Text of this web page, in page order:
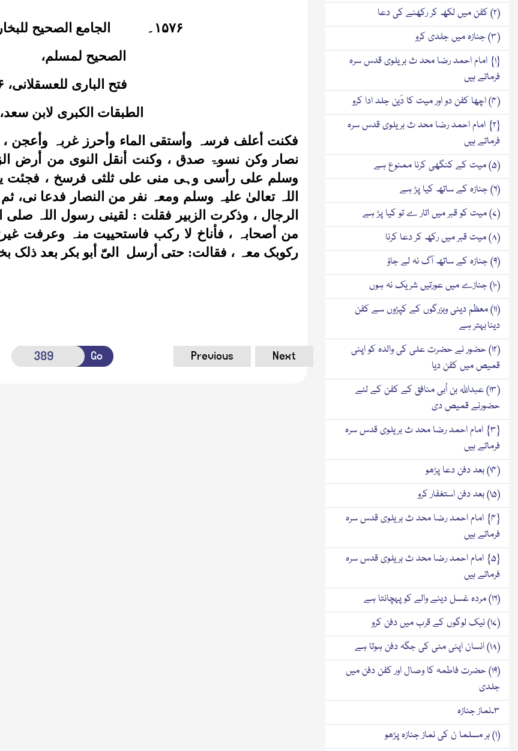
۱۵۷۶ ۔ الجامع الصحیح
الصحیح لمسلم،
فتح الباری للعسقلانی،
الطبقات الکبری لابن سعد،
فکنت أعلف فرسہ وأستقی الماء وأحرز غربہ وأعجن
نصار وکن نسوۃ صدق ، وکنت أنقل النوی من أرض
وسلم علی رأسی وہی منی علی ثلثی فرسخ ، فجئت
اللہ تعالیٰ علیہ وسلم ومعہ نفر من النصار فدعا نی،
الرجال ، وذکرت الزبیر فقلت : لقینی رسول اللہ
من أصحابہ ، فأناخ لا رکب فاستحییت منہ وعرفت
رکوبک معہ ، فقالت: حتی أرسل الیّ أبو بکر بعد ذلک
Go Previous Next
(۲) کفن میں لکھ کر رکھنے کی دعا
(۳) جنازہ میں جلدی کرو
{۱} امام احمد رضا محد ث بریلوی قدس سرہ
فرماتے ہیں
(۴) اچھا کفن دو اور میت کا دَین جلد ادا کرو
{۲} امام احمد رضا محد ث بریلوی قدس سرہ
فرماتے ہیں
(۵) میت کے کنگھی کرنا ممنوع ہے
(۶) جنازہ کے ساتھ کیا پڑ ہے
(۷) میت کو قبر میں اتار ے تو کیا پڑ ہے
(۸) میت قبر میں رکھ کر دعا کرنا
(۹) جنازہ کے ساتھ آگ نہ لے جاؤ
(۱۰) جنازے میں عورتیں شریک نہ ہوں
(۱۱) معظم دینی وبزرگوں کے کپڑوں سے کفن
دینا بہتر ہے
(۱۲) حضور نے حضرت علی کی والدہ کو اپنی
قمیص میں کفن دیا
(۱۳) عبداللہ بن اُبی منافق کے کفن کے لئے
حضورنے قمیص دی
{۳} امام احمد رضا محد ث بریلوی قدس سرہ
فرماتے ہیں
(۱۴) بعد دفن دعا پڑھو
(۱۵) بعد دفن استغفار کرو
{۴} امام احمد رضا محد ث بریلوی قدس سرہ
فرماتے ہیں
{۵} امام احمد رضا محد ث بریلوی قدس سرہ
فرماتے ہیں
(۱۶) مردہ غسل دینے والے کو پہچانتا ہے
(۱۷) نیک لوگوں کے قرب میں دفن کرو
(۱۸) انسان اپنی مٹی کی جگہ دفن ہوتا ہے
(۱۹) حضرت فاطمہ کا وصال اور کفن دفن میں
جلدی
۳۔نماز جنازہ
(۱) ہر مسلما ن کی نماز جنازہ پڑھو